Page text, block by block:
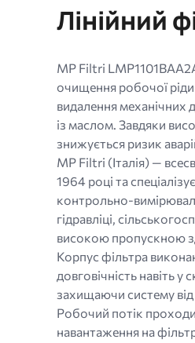
Дозволені
jpg
jpeg
png.
Лінійний
MP Filtri
очищення робочої
видалення механічних
із маслом. Завдяки
знижується ризик
MP Filtri (Італія) —
1964 році та
контрольно-
гідравліці,
високою пропускною
Корпус фільтра
довговічність навіть
захищаючи систему
Робочий потік
навантаження на